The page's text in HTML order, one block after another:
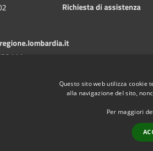
Richiesta di assistenza
Questo sito web utilizza cookie
alla navigazione del sito,
Per maggiori